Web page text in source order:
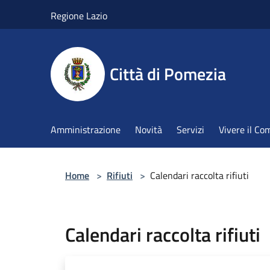
Regione Lazio
Città di Pomezia
Amministrazione Novità Servizi Vivere il
Home > Rifiuti > Calendari raccolta rifiuti
Calendari raccolta rifiuti